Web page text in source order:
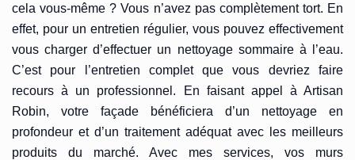
cela vous-même ? Vous n’avez pas complètement tort. En
effet, pour un entretien régulier, vous pouvez effectivement
vous charger d’effectuer un nettoyage sommaire à l’eau.
C’est pour l’entretien complet que vous devriez faire
recours à un professionnel. En faisant appel à Artisan
Robin, votre façade bénéficiera d’un nettoyage en
profondeur et d’un traitement adéquat avec les meilleurs
produits du marché. Avec mes services, vos murs